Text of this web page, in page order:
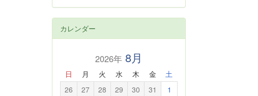
カレンダー
2026年8月
日 月 火 水 木 金 土
26 27 28 29 30 31 1